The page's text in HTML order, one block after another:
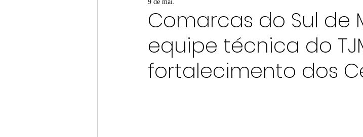
Coluna Fatos e Versões
Coluna: Agenda 21 Coluna: SindJori Internacional
Coluna Arte e Cultura
Comarcas do Sul de
equipe técnica do
fortalecimento dos
9 de mai.